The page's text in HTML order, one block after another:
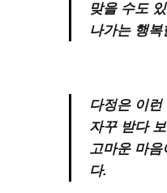
맞을 수도
나가는 행
다정은 이
자꾸 받다
고마운 마
다.